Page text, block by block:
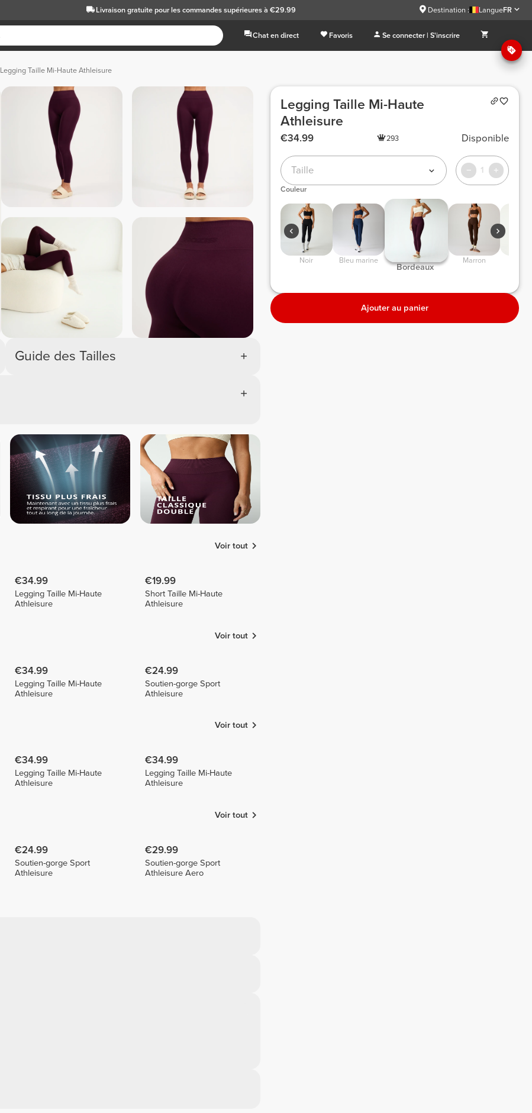
Livraison gratuitepour les commandes supérieures à €29.99 Destination : LangueFR
Chat en direct Favoris Se connecter | S'inscrire
Legging Taille Mi-Haute Athleisure
Guide des Tailles
Voir tout
€34.99
Legging Taille Mi-Haute
Athleisure
€19.99
Short Taille Mi-Haute
Athleisure
Voir tout
€34.99
Legging Taille Mi-Haute
Athleisure
€24.99
Soutien-gorge Sport
Athleisure
Voir tout
€34.99
Legging Taille Mi-Haute
Athleisure
€34.99
Legging Taille Mi-Haute
Athleisure
Voir tout
€24.99
Soutien-gorge Sport
Athleisure
€29.99
Soutien-gorge Sport
Athleisure Aero
Legging Taille Mi-Haute
Athleisure
€34.99 293 Disponible
Taille 1
Couleur
Noir Bleu marine
Bordeaux
Marron
Ajouter au panier